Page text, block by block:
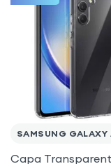
SAMSUNG GALAXY
Capa